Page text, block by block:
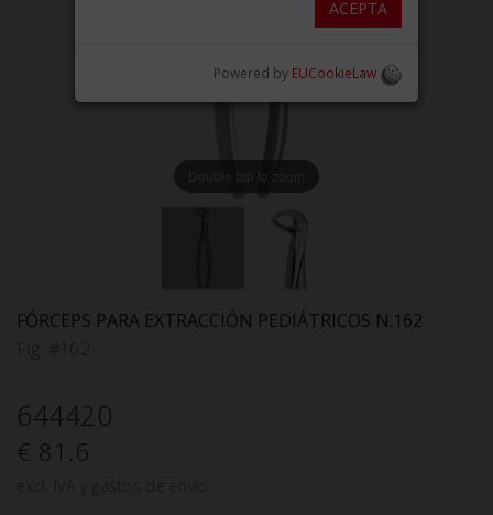
Double tap to zoom
FÓRCEPS PARA EXTRACCIÓN PEDIÁTRICOS N.162
644420
€ 81.6
ACEPTA
Powered by EUCookieLaw